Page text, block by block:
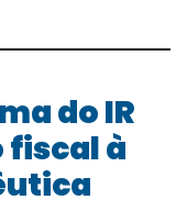
do IR
à